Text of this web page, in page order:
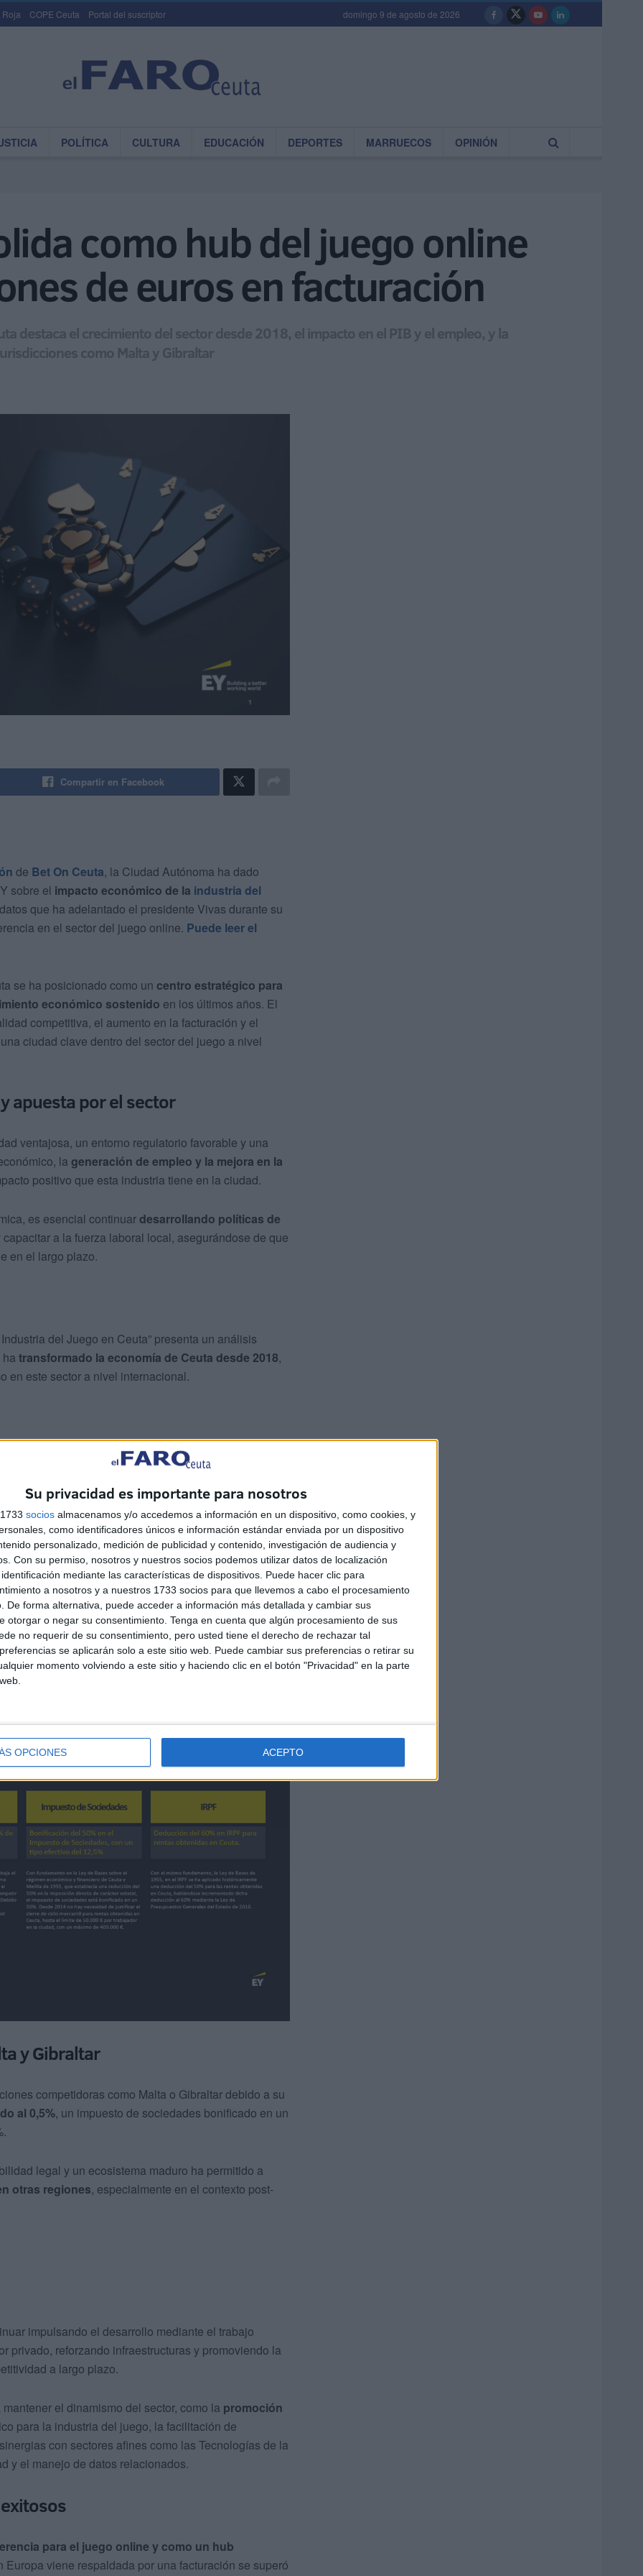
Su privacidad es importante para nosotros
socios almacenamos y/o accedemos a información en un dispositivo, como cookies, y
como identificadores únicos e información estándar enviada por un dispositivo
personalizado, medición de publicidad y contenido, investigación de audiencia y
Con su permiso, nosotros y nuestros socios podemos utilizar datos de localización
mediante las características de dispositivos. Puede hacer clic para
a nosotros y a nuestros 1733 socios para que llevemos a cabo el procesamiento
De forma alternativa, puede acceder a información más detallada y cambiar sus
otorgar o negar su consentimiento. Tenga en cuenta que algún procesamiento de sus
no requerir de su consentimiento, pero usted tiene el derecho de rechazar tal
se aplicarán solo a este sitio web. Puede cambiar sus preferencias o retirar su
momento volviendo a este sitio y haciendo clic en el botón "Privacidad" en la parte
OPCIONES ACEPTO
Roja COPE Ceuta Portal del suscriptor domingo 9 de agosto de 2026
POLÍTICA CULTURA EDUCACIÓN DEPORTES MARRUECOS OPINIÓN
como hub del juego online
de euros en facturación
destaca el crecimiento del sector desde 2018, el impacto en el PIB y el empleo, y la
como Malta y Gibraltar
Compartir en Facebook
de Bet On Ceuta, la Ciudad Autónoma ha dado
sobre el impacto económico de la industria del
que ha adelantado el presidente Vivas durante su
en el sector del juego online. Puede leer el
se ha posicionado como un centro estratégico para
económico sostenido en los últimos años. El
competitiva, el aumento en la facturación y el
ciudad clave dentro del sector del juego a nivel
apuesta por el sector
ventajosa, un entorno regulatorio favorable y una
la generación de empleo y la mejora en la
positivo que esta industria tiene en la ciudad.
es esencial continuardesarrollando políticas de
a la fuerza laboral local, asegurándose de que
en el largo plazo.
del Juego en Ceuta” presenta un análisis
transformado la economía de Ceuta desde 2018,
en este sector a nivel internacional.
sostenido del Producto Interior Bruto (PIB) local,
de más de 30 operadores de juego online
de políticas fiscales específicas que han
en la facturación sectorial, que alcanzó los7.500
significativo en el empleo local, donde cerca del 5%
de esta industria.
y Gibraltar
competidoras como Malta o Gibraltar debido a su
al 0,5%, un impuesto de sociedades bonificado en un
legal y un ecosistema maduro ha permitido a
otras regiones, especialmente en el contexto post-
impulsando el desarrollo mediante el trabajo
privado, reforzando infraestructuras y promoviendo la
a largo plazo.
el dinamismo del sector, como la promoción
para la industria del juego, la facilitación de
con sectores afines como las Tecnologías de la
y el manejo de datos relacionados.
para el juego online y como un hub
Europa viene respaldada por una facturación se superó